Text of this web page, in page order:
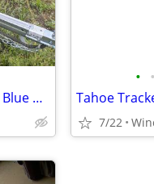
🔥 RARE 2021 TwinTroller X10 Deluxe – Blue & Fully Loaded
• •
Tahoe
7/22